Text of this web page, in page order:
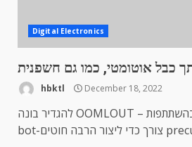
Digital Electronics
כבל אוטומטי, כמו גם חשפנית
hbktl December 18, 2022
להגדיר בונה OOMLOUT – אנחנו כבר בהשתתפות servo